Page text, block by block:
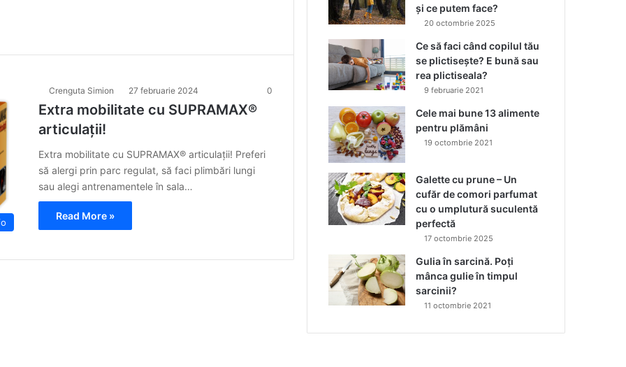
Crenguta Simion 27 februarie 2024 0
Extra mobilitate cu SUPRAMAX®
articulații!
Extra mobilitate cu SUPRAMAX® articulații! Preferi
să alergi prin parc regulat, să faci plimbări lungi
sau alegi antrenamentele în sala…
Read More »
și ce putem face?
20 octombrie 2025
Ce să faci când copilul tău
se plictisește? E bună sau
rea plictiseala?
9 februarie 2021
Cele mai bune 13 alimente
pentru plămâni
19 octombrie 2021
Galette cu prune – Un
cufăr de comori parfumat
cu o umplutură suculentă
perfectă
17 octombrie 2025
Gulia în sarcină. Poți
mânca gulie în timpul
sarcinii?
11 octombrie 2021